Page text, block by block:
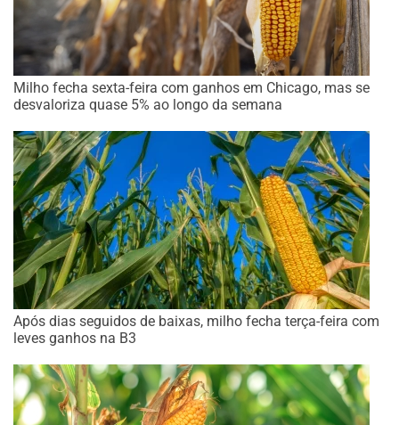
Milho fecha sexta-feira com ganhos em Chicago, mas se
desvaloriza quase 5% ao longo da semana
Após dias seguidos de baixas, milho fecha terça-feira com
leves ganhos na B3